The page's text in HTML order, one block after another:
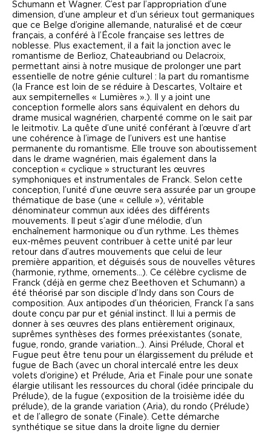
Schumann et Wagner. C’est par l’appropriation d’une
dimension, d’une ampleur et d’un sérieux tout germaniques
que ce Belge d’origine allemande, naturalisé et de cœur
français, a conféré à l’ École française ses lettres de
noblesse. Plus exactement, il a fait la jonction avec le
romantisme de Berlioz, Chateaubriand ou Delacroix,
permettant ainsi à notre musique de prolonger une part
essentielle de notre génie culturel : la part du romantisme
(la France est loin de se réduire à Descartes, Voltaire et
aux sempiternelles « Lumières ».). Il y a joint une
conception formelle alors sans équivalent en dehors du
drame musical wagnérien, charpenté comme on le sait par
le leitmotiv. La quête d’une unité conférant à l’œuvre d’art
une cohérence à l’image de l’univers est une hantise
permanente du romantisme. Elle trouve son aboutissement
dans le drame wagnérien, mais également dans la
conception « cyclique » structurant les œuvres
symphoniques et instrumentales de Franck. Selon cette
conception, l’unité d’une œuvre sera assurée par un groupe
thématique de base (une « cellule »), véritable
dénominateur commun aux idées des différents
mouvements. Il peut s’agir d’une mélodie, d’un
enchaînement harmonique ou d’un rythme. Les thèmes
eux-mêmes peuvent contribuer à cette unité par leur
retour dans d’autres mouvements que celui de leur
première apparition, et déguisés sous de nouvelles vêtures
(harmonie, rythme, ornements…). Ce célèbre cyclisme de
Franck (déjà en germe chez Beethoven et Schumann) a
été théorisé par son disciple d’Indy dans son Cours de
composition. Aux antipodes d’un théoricien, Franck l’a sans
doute conçu par pur et génial instinct. Il lui a permis de
donner à ses œuvres des plans entièrement originaux,
suprêmes synthèses des formes préexistantes (sonate,
fugue, rondo, grande variation…). Ainsi Prélude, Choral et
Fugue peut être tenu pour un élargissement du prélude et
fugue de Bach (avec un choral intercalé entre les deux
volets d’origine) et Prélude, Aria et Finale pour une sonate
élargie utilisant les ressources du choral (idée principale du
Prélude ), de la fugue (exposition de la troisième idée du
prélude), de la grande variation (Aria ), du rondo ( Prélude )
et de l’allegro de sonate ( Finale ). Cette démarche
synthétique se situe dans la droite ligne du dernier